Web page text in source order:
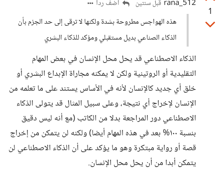
1
rana_512 قبل سنتين
أضف ردا
هذه الهواجس مطروحة بشدة ولكنها لا ترقى إلى حد الجزم بأن
الذكاء الصناعي بديل مستقبلي ومؤكد للذكاء البشري
الذكاء الاصطناعي قد يحل محل الإنسان في بعض المهام
التقليدية أو الروتينية ولكن لا يمكنه مجاراة الإبداع البشري أو
خلق أي جديد كالإنسان لأنه في الأساس يستند على ما تعلمه من
الإنسان لإخراج أي نتيجة، وعلى سبيل المثال قد يتولى الذكاء
الاصطناعي دور المراجعة بدلا من الكاتب (مع أنه ليس دقيق
بنسبة ١٠٠% بعد في هذه المهام أيضا) ولكنه لن يتمكن من إخراج
قصة أو رواية مبتكرة وهو ما يؤكد على أن الذكاء الاصطناعي لن
يتمكن أبدا من أن يحل محل الإنسان.